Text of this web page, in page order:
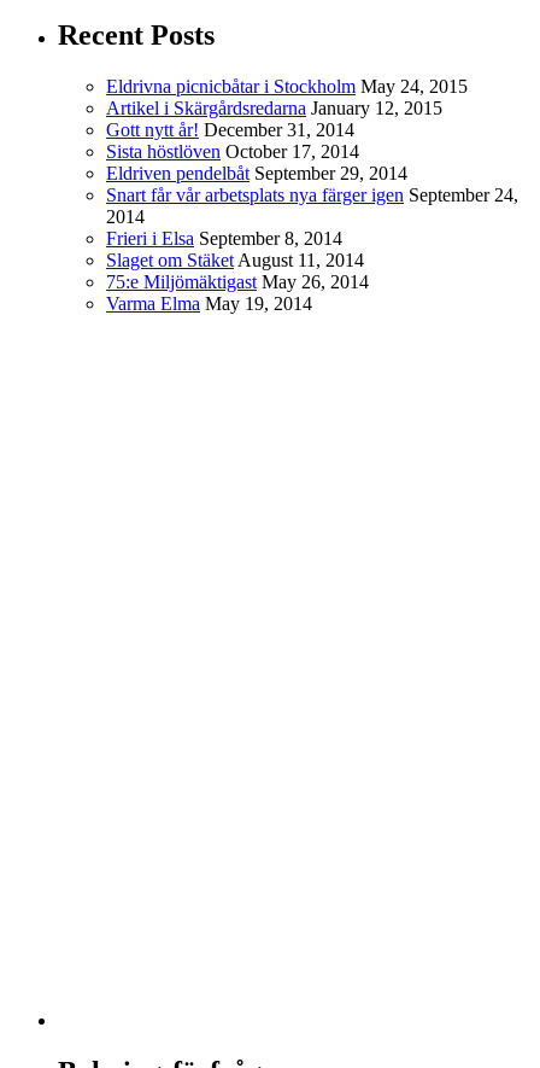
Recent Posts
Eldrivna picnicbåtar i Stockholm May 24, 2015
Artikel i Skärgårdsredarna January 12, 2015
Gott nytt år! December 31, 2014
Sista höstlöven October 17, 2014
Eldriven pendelbåt September 29, 2014
Snart får vår arbetsplats nya färger igen September 24,
2014
Frieri i Elsa September 8, 2014
Slaget om Stäket August 11, 2014
75:e Miljömäktigast May 26, 2014
Varma Elma May 19, 2014